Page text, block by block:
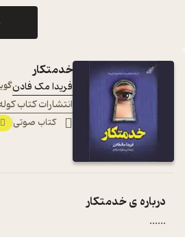
خدمتکار
فریدا مک‌ فادن
انتشارات کتاب
کتاب صوتی
درباره یخدمتکار
...
...